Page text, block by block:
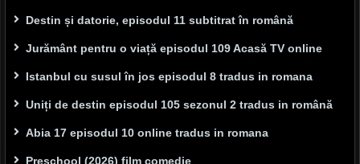
Destin și datorie, episodul 11 subtitrat în română
Jurământ pentru o viață episodul 109 Acasă TV online
Istanbul cu susul în jos episodul 8 tradus in romana
Uniți de destin episodul 105 sezonul 2 tradus in română
Abia 17 episodul 10 online tradus in romana
Preschool (2026) film comedie